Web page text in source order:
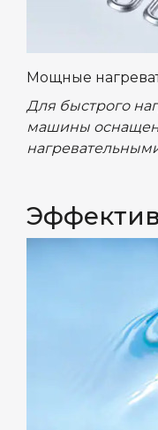
Мощные
Для быстрого
машины